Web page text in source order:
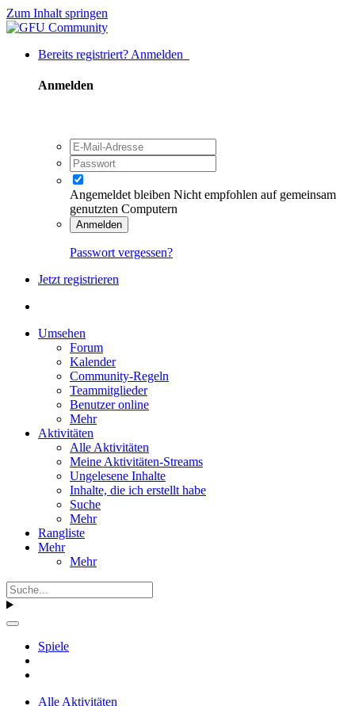
Zum Inhalt springen
Bereits registriert? Anmelden
Anmelden
Angemeldet bleiben Nicht empfohlen auf gemeinsam
genutzten Computern
Anmelden
Passwort vergessen?
Jetzt registrieren
Umsehen
Forum
Kalender
Community-Regeln
Teammitglieder
Benutzer online
Mehr
Aktivitäten
Alle Aktivitäten
Meine Aktivitäten-Streams
Ungelesene Inhalte
Inhalte, die ich erstellt habe
Suche
Mehr
Rangliste
Mehr
Mehr
Spiele
Alle Aktivitäten